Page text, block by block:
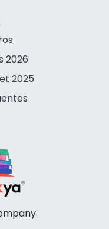
2026
2025